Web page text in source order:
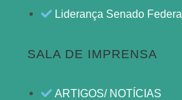
Liderança Senado Federal
SALA DE IMPRENSA
ARTIGOS/ NOTÍCIAS